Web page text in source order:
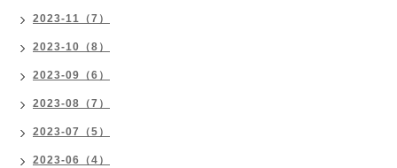
2023-11（7）
2023-10（8）
2023-09（6）
2023-08（7）
2023-07（5）
2023-06（4）